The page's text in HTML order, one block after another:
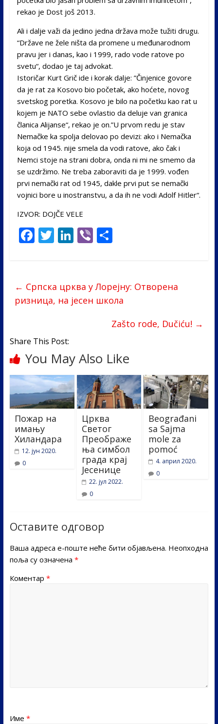
rekao je Dost još 2013.
Ali i dalje važi da jedino jedna država može tužiti drugu.
“Države ne žele ništa da promene u međunarodnom
pravu jer i danas, kao i 1999, rado vode ratove po
svetu“, dodao je taj advokat.
Istoričar Kurt Grič ide i korak dalje: ”Činjenice govore
da je rat za Kosovo bio početak, ako hoćete, novog
svetskog poretka. Kosovo je bilo na početku kao rat u
kojem je NATO sebe ovlastio da deluje van granica
članica Alijanse“, rekao je on.”U prvom redu je stav
Nemačke ka spolja delovao po devizi: ako i Nemačka
koja od 1945. nije smela da vodi ratove, ako čak i
Nemci stoje na strani dobra, onda ni mi ne smemo da
se uzdržimo. Ne treba zaboraviti da je 1999. vođen
prvi nemački rat od 1945, dakle prvi put se nemački
vojnici bore u inostranstvu, a da ih ne vodi Adolf Hitler“.
IZVOR: DOJČE VELE
F
ac
b
o
T
w
er
Li
n
e
dI
Vi
b
S
e
← Српска црква у Лорејну: Отворена
ризница, на јесен школа
Zašto rode, Dučiću! →
Share This Post:
You May Also Like
Пожар на
имању
Хиландара
12. јун 2020.
0
Црква
Светог
Преображе
ња симбол
града крај
Јесенице
22. јул 2022.
0
Beograđani
sa Sajma
mole za
pomoć
4. април 2020.
0
Оставите одговор
Ваша адреса е-поште неће бити објављена. Неопходна
поља су означена *
Коментар *
Име *